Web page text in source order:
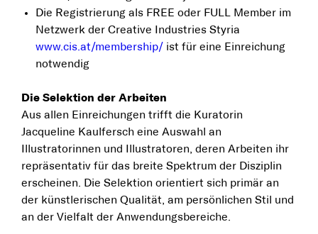
Die Registrierung als FREE oder FULL Member im
Netzwerk der Creative Industries Styria
www.cis.at/membership/ ist für eine Einreichung
notwendig
Die Selektion der Arbeiten
Aus allen Einreichungen trifft die Kuratorin
Jacqueline Kaulfersch eine Auswahl an
Illustratorinnen und Illustratoren, deren Arbeiten ihr
repräsentativ für das breite Spektrum der Disziplin
erscheinen. Die Selektion orientiert sich primär an
der künstlerischen Qualität, am persönlichen Stil und
an der Vielfalt der Anwendungsbereiche.